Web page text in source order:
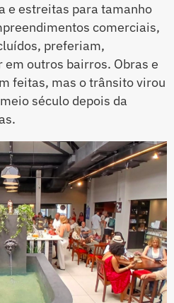
e estreitas para tamanho
comerciais,
preferiam,
outros bairros. Obras e
feitas, mas o trânsito virou
século depois da